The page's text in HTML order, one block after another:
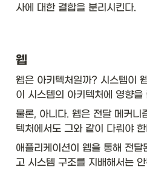
사에 대한 결합을 분리시킨다.
웹
웹은 아키텍처일까? 시스템이
이 시스템의 아키텍처에 영향을
물론, 아니다. 웹은 전달 메커니
텍처에서도 그와 같이 다뤄야
애플리케이션이 웹을 통해 전달
고 시스템 구조를 지배해서는